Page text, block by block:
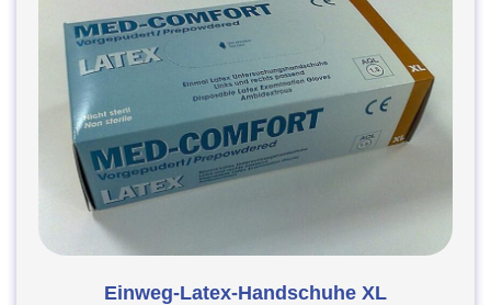
Einweg-Latex-Handschuhe XL